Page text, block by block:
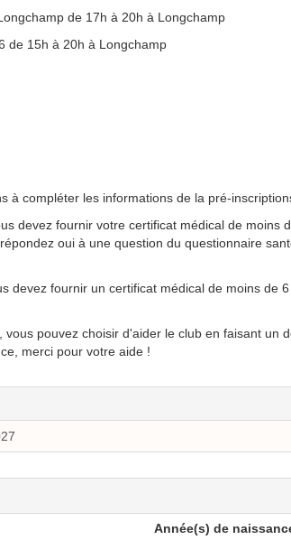
de 17h à 20h à Longchamp
de 15h à 20h à Longchamp
à compléter les informations de la pré-
devez fournir votre certificat médical de
oui à une question du questionnaire
devez fournir un certificat médical de moins
pouvez choisir d'aider le club en faisant
merci pour votre aide !
Année(s) de